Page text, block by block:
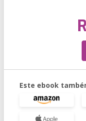
Este ebook